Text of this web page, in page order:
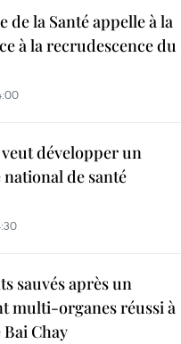
de la Santé appelle à la
à la recrudescence du
développer un
national de santé
sauvés après un
multi-organes réussi à
Chay